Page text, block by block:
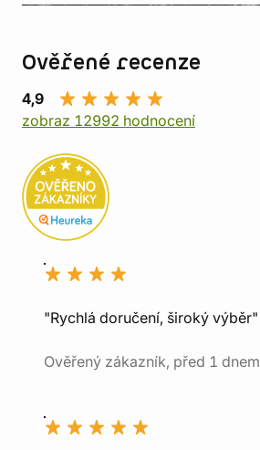
Ověřené recenze
4,9
zobraz 12992 hodnocení
"Rychlá doručení, široký výběr"
Ověřený zákazník, před 1 dnem